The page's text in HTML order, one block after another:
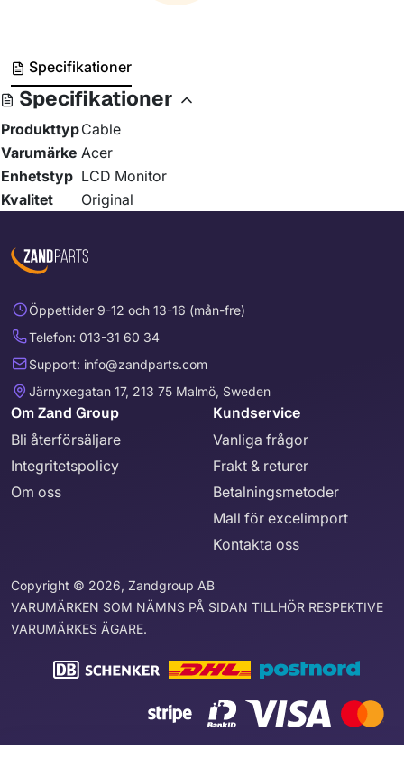
Specifikationer
Specifikationer
ProdukttypCable
Varumärke Acer
Enhetstyp LCD Monitor
Kvalitet
Original
Öppettider 9-12 och 13-16 (mån-fre)
Telefon: 013-31 60 34
Support: info@zandparts.com
Järnyxegatan 17, 213 75 Malmö, Sweden
Om Zand Group
Bli återförsäljare
Integritetspolicy
Om oss
Kundservice
Vanliga frågor
Frakt & returer
Betalningsmetoder
Mall för excelimport
Kontakta oss
Copyright © 2026, Zandgroup AB
VARUMÄRKEN SOM NÄMNS PÅ SIDAN TILLHÖR RESPEKTIVE
VARUMÄRKES ÄGARE.